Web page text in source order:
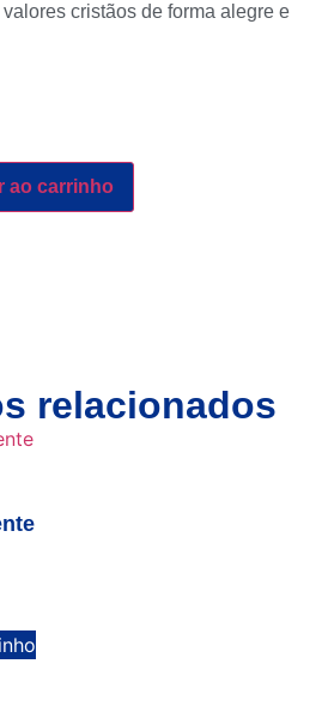
cristãos de forma alegre e
ao carrinho
relacionados